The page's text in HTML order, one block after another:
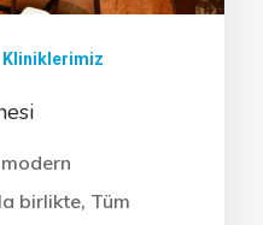
Kliniklerimiz
birlikte, Tüm